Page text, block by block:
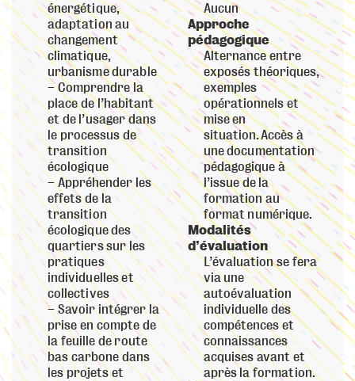
énergétique,
adaptation au
changement
climatique,
urbanisme durable
Comprendre la
place de l’habitant
et de l’usager dans
le processus de
transition
écologique
Appréhender les
effets de la
transition
écologique des
quartiers sur les
pratiques
individuelles et
collectives
Savoir intégrer la
prise en compte de
la feuille de route
bas carbone dans
les projets et
Aucun
Approche
pédagogique
Alternance entre
exposés théoriques,
exemples
opérationnels et
mise en
situation. Accès à
une documentation
pédagogique à
l’issue de la
formation au
format numérique.
Modalités
d’évaluation
L’évaluation se fera
via une
autoévaluation
individuelle des
compétences et
connaissances
acquises avant et
après la formation.